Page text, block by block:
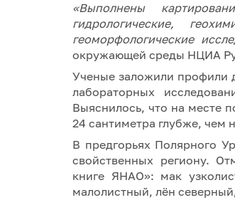
«Выполнены
гидрологические,
геоморфологические
окружающей среды НЦИА
Ученые заложили профили
лабораторных
Выяснилось, что на месте
24 сантиметра глубже, чем
В предгорьях Полярного
свойственных региону.
книге ЯНАО»: мак
малолистный, лён